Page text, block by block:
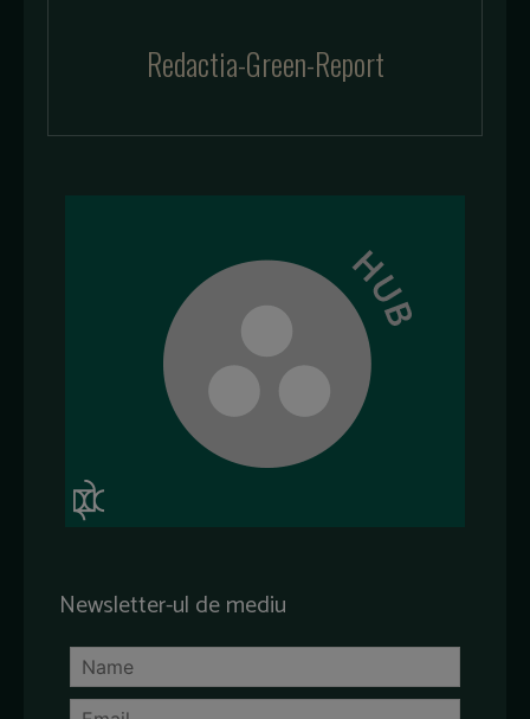
Redactia-Green-Report
Newsletter-ul de mediu